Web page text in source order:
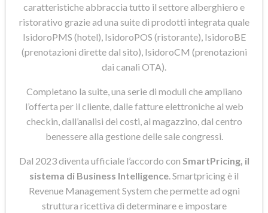
caratteristiche abbraccia tutto il settore alberghiero e
ristorativo grazie ad una suite di prodotti integrata quale
IsidoroPMS (hotel), IsidoroPOS (ristorante), IsidoroBE
(prenotazioni dirette dal sito), IsidoroCM (prenotazioni
dai canali OTA).
Completano la suite, una serie di moduli che ampliano
l’offerta per il cliente, dalle fatture elettroniche al web
checkin, dall’analisi dei costi, al magazzino, dal centro
benessere alla gestione delle sale congressi.
Dal 2023 diventa ufficiale l’accordo con SmartPricing, il
sistema di Business Intelligence . Smartpricing è il
Revenue Management System che permette ad ogni
struttura ricettiva di determinare e impostare